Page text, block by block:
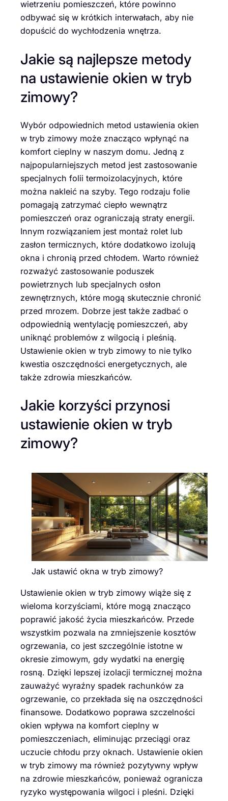
wietrzeniu pomieszczeń, które powinno
odbywać się w krótkich interwałach, aby nie
dopuścić do wychłodzenia wnętrza.
Jakie są najlepsze metody
na ustawienie okien w tryb
zimowy?
Wybór odpowiednich metod ustawienia okien
w tryb zimowy może znacząco wpłynąć na
komfort cieplny w naszym domu. Jedną z
najpopularniejszych metod jest zastosowanie
specjalnych folii termoizolacyjnych, które
można nakleić na szyby. Tego rodzaju folie
pomagają zatrzymać ciepło wewnątrz
pomieszczeń oraz ograniczają straty energii.
Innym rozwiązaniem jest montaż rolet lub
zasłon termicznych, które dodatkowo izolują
okna i chronią przed chłodem. Warto również
rozważyć zastosowanie poduszek
powietrznych lub specjalnych osłon
zewnętrznych, które mogą skutecznie chronić
przed mrozem. Dobrze jest także zadbać o
odpowiednią wentylację pomieszczeń, aby
uniknąć problemów z wilgocią i pleśnią.
Ustawienie okien w tryb zimowy to nie tylko
kwestia oszczędności energetycznych, ale
także zdrowia mieszkańców.
Jakie korzyści przynosi
ustawienie okien w tryb
zimowy?
Jak ustawić okna w tryb zimowy?
Ustawienie okien w tryb zimowy wiąże się z
wieloma korzyściami, które mogą znacząco
poprawić jakość życia mieszkańców. Przede
wszystkim pozwala na zmniejszenie kosztów
ogrzewania, co jest szczególnie istotne w
okresie zimowym, gdy wydatki na energię
rosną. Dzięki lepszej izolacji termicznej można
zauważyć wyraźny spadek rachunków za
ogrzewanie, co przekłada się na oszczędności
finansowe. Dodatkowo poprawa szczelności
okien wpływa na komfort cieplny w
pomieszczeniach, eliminując przeciągi oraz
uczucie chłodu przy oknach. Ustawienie okien
w tryb zimowy ma również pozytywny wpływ
na zdrowie mieszkańców, ponieważ ogranicza
ryzyko występowania wilgoci i pleśni. Dzięki